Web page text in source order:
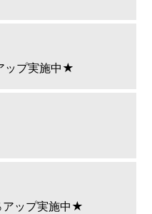
ップ実施中★
アップ実施中★